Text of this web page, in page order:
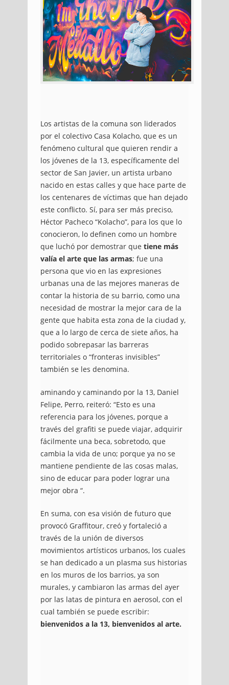
Los artistas de la comuna son liderados
por el colectivo Casa Kolacho, que es un
fenómeno cultural que quieren rendir a
los jóvenes de la 13, específicamente del
sector de San Javier, un artista urbano
nacido en estas calles y que hace parte de
los centenares de víctimas que han dejado
este conflicto. Sí, para ser más preciso,
Héctor Pacheco “Kolacho”, para los que lo
conocieron, lo definen como un hombre
que luchó por demostrar que tiene más
valía el arte que las armas; fue una
persona que vio en las expresiones
urbanas una de las mejores maneras de
contar la historia de su barrio, como una
necesidad de mostrar la mejor cara de la
gente que habita esta zona de la ciudad y,
que a lo largo de cerca de siete años, ha
podido sobrepasar las barreras
territoriales o “fronteras invisibles”
también se les denomina.
aminando y caminando por la 13, Daniel
Felipe, Perro, reiteró: “Esto es una
referencia para los jóvenes, porque a
través del grafiti se puede viajar, adquirir
fácilmente una beca, sobretodo, que
cambia la vida de uno; porque ya no se
mantiene pendiente de las cosas malas,
sino de educar para poder lograr una
mejor obra “.
En suma, con esa visión de futuro que
provocó Graffitour, creó y fortaleció a
través de la unión de diversos
movimientos artísticos urbanos, los cuales
se han dedicado a un plasma sus historias
en los muros de los barrios, ya son
murales, y cambiaron las armas del ayer
por las latas de pintura en aerosol, con el
cual también se puede escribir:
bienvenidos a la 13, bienvenidos al arte.